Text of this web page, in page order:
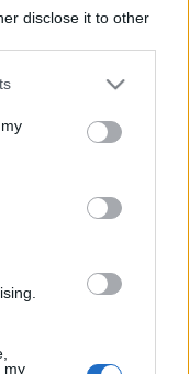
disclose it to other
or more Google
You may click to
third-party tags to
in below Google
my